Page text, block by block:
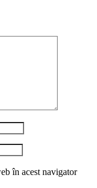
în acest navigator